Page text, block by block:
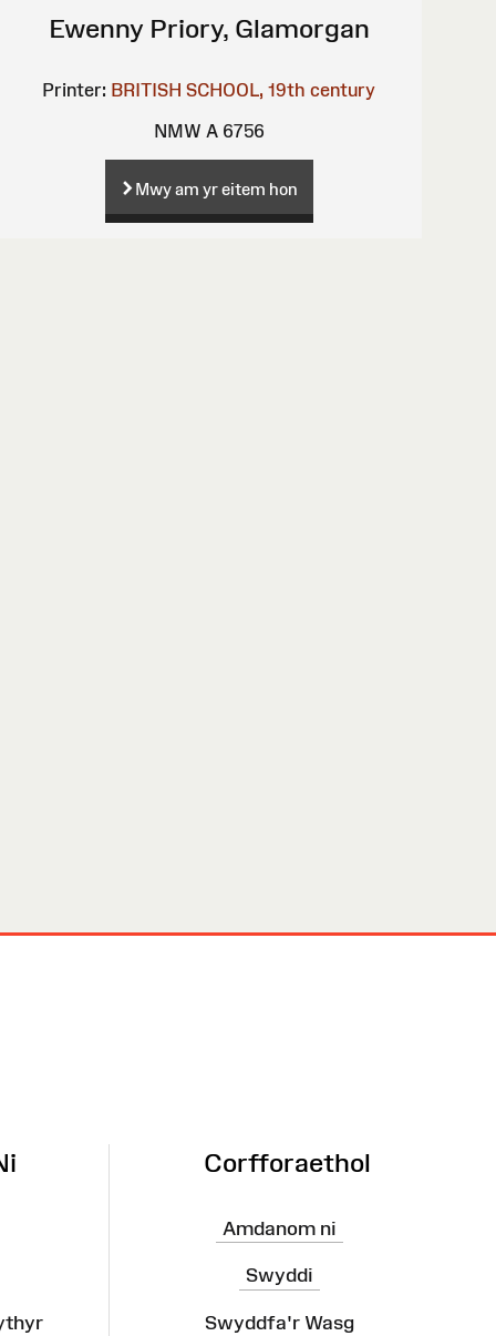
Ewenny Priory, Glamorgan
Printer: BRITISH SCHOOL, 19th century
NMW A 6756
Mwy am yr eitem hon
Corfforaethol
Amdanom ni
Swyddi
Swyddfa'r Wasg